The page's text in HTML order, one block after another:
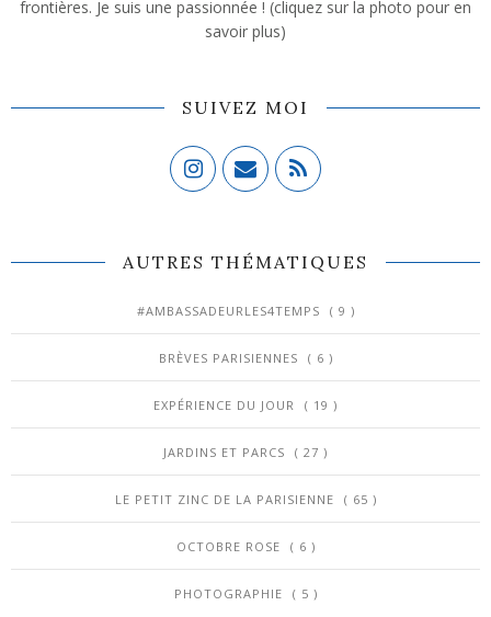
frontières. Je suis une passionnée ! (cliquez sur la photo pour en
savoir plus)
SUIVEZ MOI
AUTRES THÉMATIQUES
#AMBASSADEURLES4TEMPS ( 9 )
BRÈVES PARISIENNES ( 6 )
EXPÉRIENCE DU JOUR ( 19 )
JARDINS ET PARCS ( 27 )
LE PETIT ZINC DE LA PARISIENNE ( 65 )
OCTOBRE ROSE ( 6 )
PHOTOGRAPHIE ( 5 )